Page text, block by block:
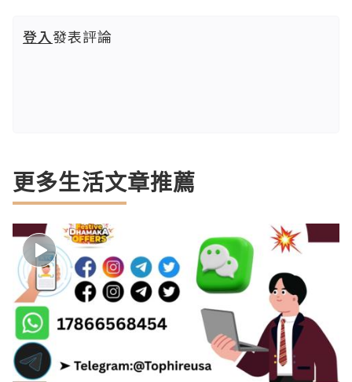
登入發表評論
更多生活文章推薦